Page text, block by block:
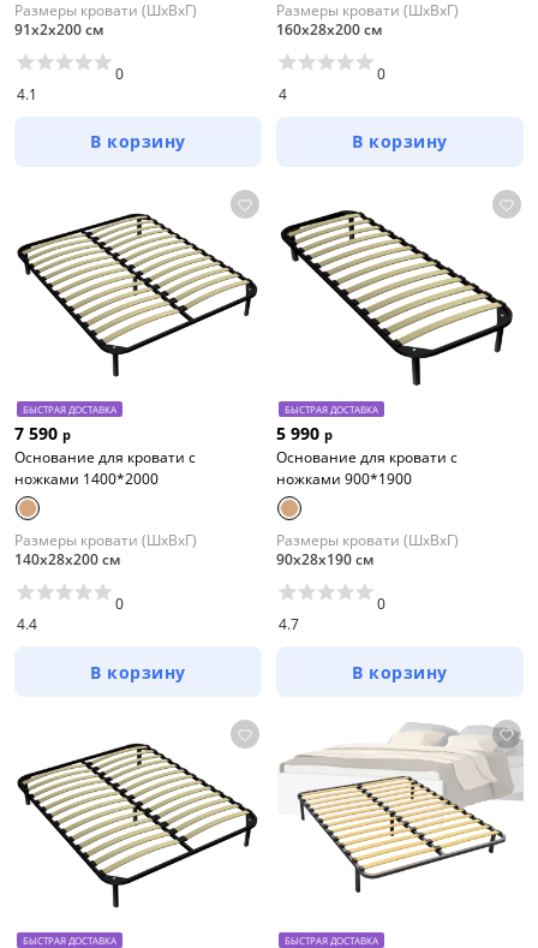
Размеры кровати (ШхВхГ)
91х2х200 см
4.1
0
В корзину
Размеры кровати (ШхВхГ)
160х28х200 см
4
0
В корзину
БЫСТРАЯ ДОСТАВКА
7 590 р
Основание для кровати с
ножками 1400*2000
Размеры кровати (ШхВхГ)
140х28х200 см
4.4
0
В корзину
БЫСТРАЯ ДОСТАВКА
5 990 р
Основание для кровати с
ножками 900*1900
Размеры кровати (ШхВхГ)
90х28х190 см
4.7
0
В корзину
БЫСТРАЯ ДОСТАВКА БЫСТРАЯ ДОСТАВКА